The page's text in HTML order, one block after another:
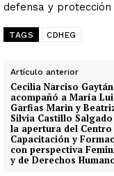
defensa y
TAGS CDHEG
Artículo anterior
Cecilia Narciso Gaytán
acompañó a María
Garfias Marin y
Silvia Castillo
la apertura del Centro
Capacitación y
con perspectiva
y de Derechos